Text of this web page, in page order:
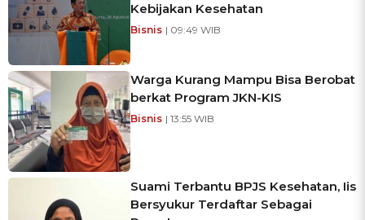
Kebijakan Kesehatan
Bisnis | 09:49 WIB
Warga Kurang Mampu Bisa Berobat
berkat Program JKN-KIS
Bisnis | 13:55 WIB
Suami Terbantu BPJS Kesehatan, Iis
Bersyukur Terdaftar Sebagai